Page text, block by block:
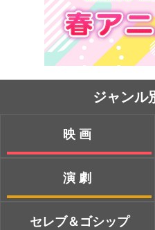
ジャンル
映画
演劇
セレブ＆ゴシップ